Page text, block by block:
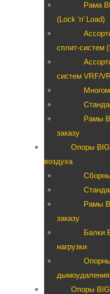
Рама
(Lock ‘n’ Load)
сплит-систем
систем VRF/
Рамы
заказу
Опоры BIG
воздуха
Рамы
заказу
Балки
нагрузки
дымоудаления
Опоры